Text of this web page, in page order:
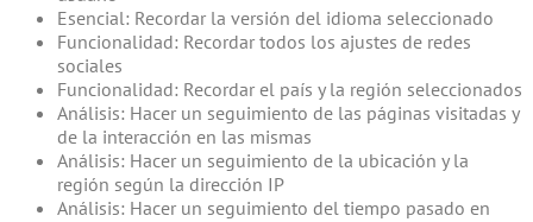
Esencial: Recordar la versión del idioma seleccionado
Funcionalidad: Recordar todos los ajustes de redes
sociales
Funcionalidad: Recordar el país y la región seleccionados
Análisis: Hacer un seguimiento de las páginas visitadas y
de la interacción en las mismas
Análisis: Hacer un seguimiento de la ubicación y la
región según la dirección IP
Análisis: Hacer un seguimiento del tiempo pasado en